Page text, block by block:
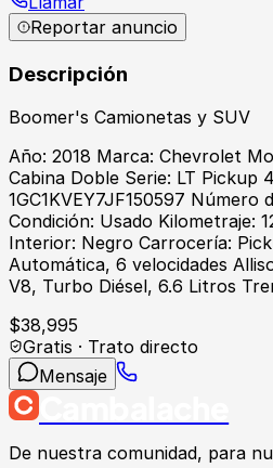
Reportar anuncio
Descripción
Boomer's Camionetas y SUV
Año: 2018 Marca: Chevrolet
Cabina Doble Serie: LT Pickup
1GC1KVEY7JF150597 Número
Condición: Usado Kilometraje:
Interior: Negro Carrocería:
Automática, 6 velocidades
V8, Turbo Diésel, 6.6 Litros
$38,995
Gratis · Trato directo
Mensaje
De nuestra comunidad, para